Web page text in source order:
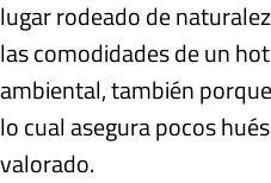
lugar rodeado de
las comodidades de un
ambiental, también
lo cual asegura pocos
valorado.